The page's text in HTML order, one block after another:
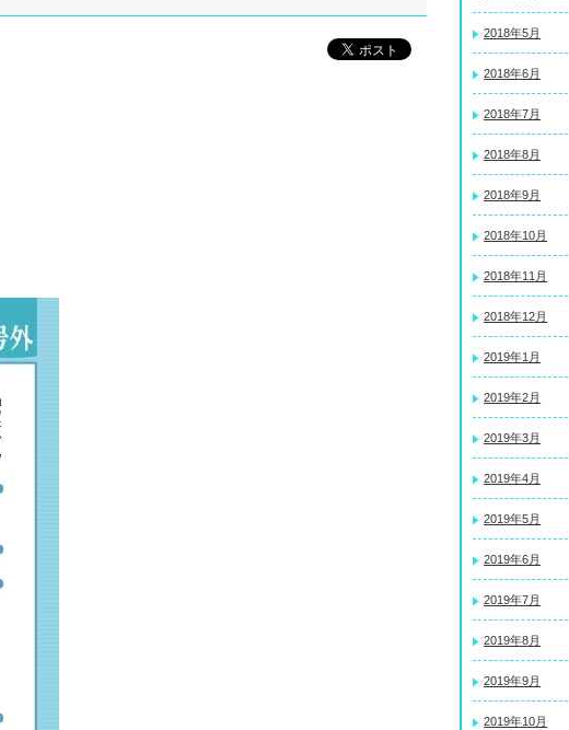
2018年5月
2018年6月
2018年7月
2018年8月
2018年9月
2018年10月
2018年11月
2018年12月
2019年1月
2019年2月
2019年3月
2019年4月
2019年5月
2019年6月
2019年7月
2019年8月
2019年9月
2019年10月